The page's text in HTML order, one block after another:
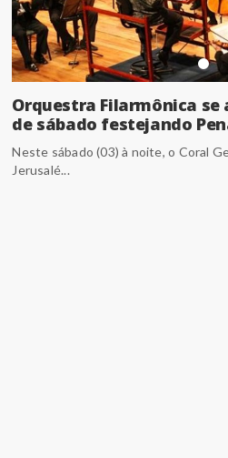
Orquestra Filarmônica
de sábado festejando
Neste sábado (03) à noite, o Coral
Jerusalé...